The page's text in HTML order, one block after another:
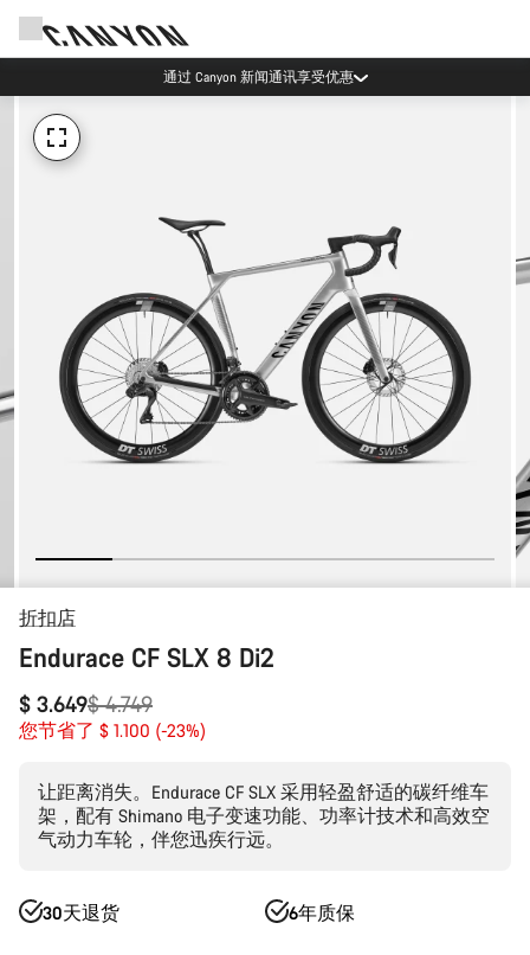
通过 Canyon 新闻通讯享受优惠
折扣店
Endurace CF SLX 8 Di2
$ 3.649
原
价
$ 4.749
您节省了 $ 1.100 (-23%)
让距离消失。Endurace CF SLX 采用轻盈舒适的碳纤维车
架，配有 Shimano 电子变速功能、功率计技术和高效空
气动力车轮，伴您迅疾行远。
30天退货 6年质保